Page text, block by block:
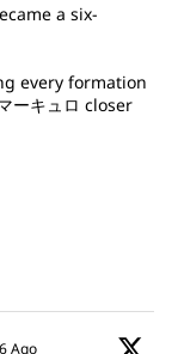
a six-
every formation
ーキュロ closer
6 Ago